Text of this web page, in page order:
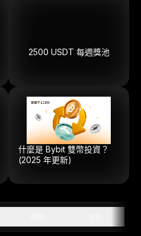
2500 USDT 每週獎池
什麼是 Bybit 雙幣投資？
(2025 年更新)